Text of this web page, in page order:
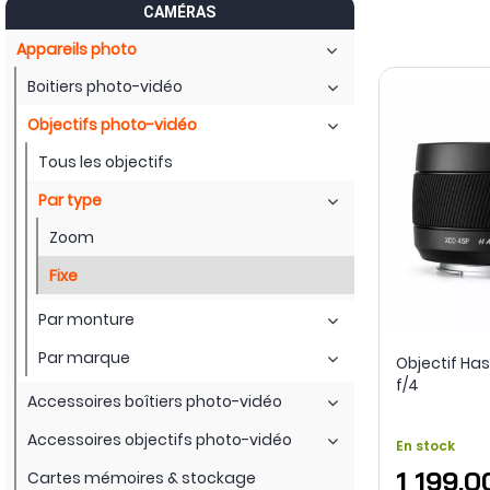
abandonnent l’autofocus au profit d’une mise au point
Les gammes Sony, Canon, Nikon, Panasonic, Fujifilm,
mobilité jusqu’au téléobjectif professionnel. Le catalogue a
conçues pour les configurations de
cinéma numérique
.
l’image.
CAMÉRAS
Appareils photo
Boitiers photo-vidéo
Objectifs photo-vidéo
Tous les objectifs
Par type
Zoom
Fixe
Par monture
Par marque
Accessoires boîtiers photo-vidéo
Accessoires objectifs photo-vidéo
Cartes mémoires & stockage
Objectif
f/4
En stock
1